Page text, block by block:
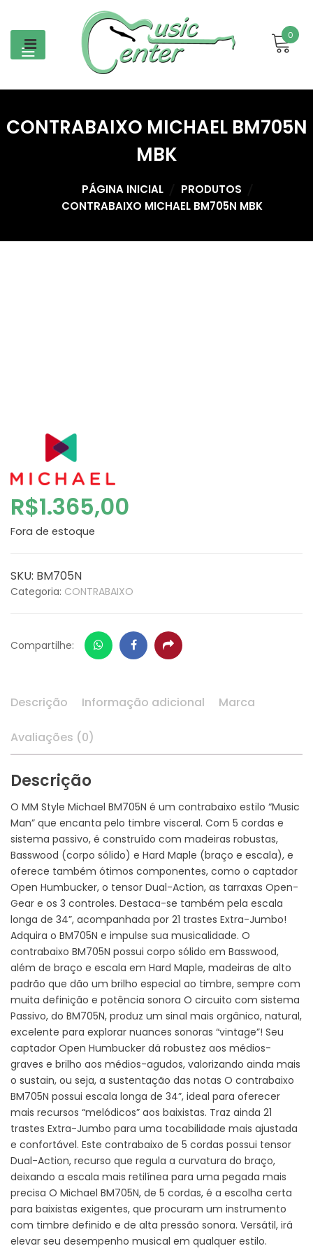
content
0
CONTRABAIXO MICHAEL BM705N
MBK
PÁGINA INICIAL
PRODUTOS
CONTRABAIXO MICHAEL BM705N MBK
R$1.365,00
Fora de estoque
SKU: BM705N
Categoria: CONTRABAIXO
Compartilhe: WhatsappFacebookShare
Descrição Informação adicional Marca
Avaliações (0)
Descrição
O MM Style Michael BM705N é um contrabaixo estilo “Music
Man” que encanta pelo timbre visceral. Com 5 cordas e
sistema passivo, é construído com madeiras robustas,
Basswood (corpo sólido) e Hard Maple (braço e escala), e
oferece também ótimos componentes, como o captador
Open Humbucker, o tensor Dual-Action, as tarraxas Open-
Gear e os 3 controles. Destaca-se também pela escala
longa de 34”, acompanhada por 21 trastes Extra-Jumbo!
Adquira o BM705N e impulse sua musicalidade. O
contrabaixo BM705N possui corpo sólido em Basswood,
além de braço e escala em Hard Maple, madeiras de alto
padrão que dão um brilho especial ao timbre, sempre com
muita definição e potência sonora O circuito com sistema
Passivo, do BM705N, produz um sinal mais orgânico, natural,
excelente para explorar nuances sonoras “vintage”! Seu
captador Open Humbucker dá robustez aos médios-
graves e brilho aos médios-agudos, valorizando ainda mais
o sustain, ou seja, a sustentação das notas O contrabaixo
BM705N possui escala longa de 34”, ideal para oferecer
mais recursos “melódicos” aos baixistas. Traz ainda 21
trastes Extra-Jumbo para uma tocabilidade mais ajustada
e confortável. Este contrabaixo de 5 cordas possui tensor
Dual-Action, recurso que regula a curvatura do braço,
deixando a escala mais retilínea para uma pegada mais
precisa O Michael BM705N, de 5 cordas, é a escolha certa
para baixistas exigentes, que procuram um instrumento
com timbre definido e de alta pressão sonora. Versátil, irá
elevar seu desempenho musical em qualquer estilo.